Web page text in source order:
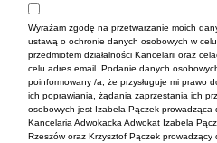
Wyrażam zgodę na przetwarzanie moich
ustawą o ochronie danych osobowych w
przedmiotem działalności Kancelarii oraz
celu adres email. Podanie danych
poinformowany /a, że przysługuje mi prawo
ich poprawiania, żądania zaprzestania ich
osobowych jest Izabela Pączek prowadząca
Kancelaria Adwokacka Adwokat Izabela
Rzeszów oraz Krzysztof Pączek